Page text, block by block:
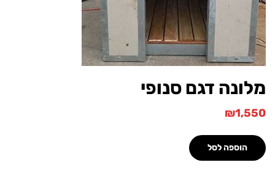
דגם סנופי
₪
הוספה לסל